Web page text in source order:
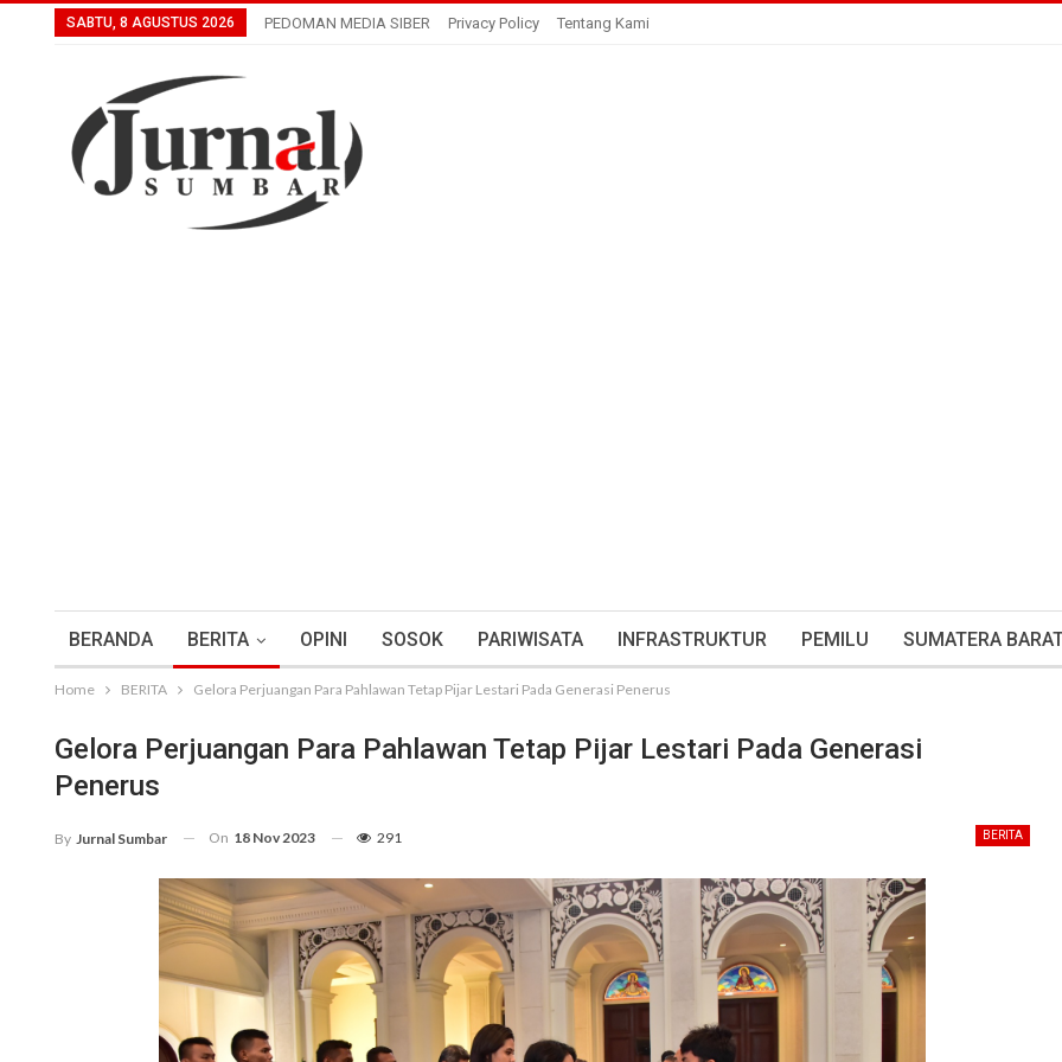
SABTU, 8 AGUSTUS 2026 PEDOMAN MEDIA SIBER Privacy Policy Tentang Kami
BERANDA BERITA OPINI SOSOK PARIWISATA INFRASTRUKTUR PEMILU SUMATERA
Home BERITA Gelora Perjuangan Para Pahlawan Tetap Pijar Lestari Pada Generasi Penerus
Gelora Perjuangan Para Pahlawan Tetap Pijar Lestari Pada Generasi
Penerus
BERITA
By Jurnal Sumbar On 18 Nov 2023 291